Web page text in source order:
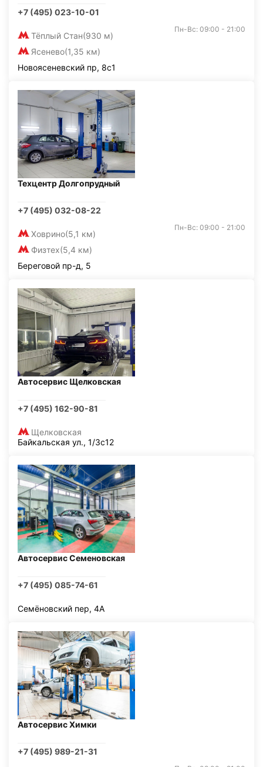
+7 (495) 023-10-01
Тёплый Стан(930 м)
Ясенево(1,35 км)
Пн-Вс: 09:00 - 21:00
Новоясеневский пр, 8с1
Техцентр Долгопрудный
+7 (495) 032-08-22
Ховрино(5,1 км)
Физтех(5,4 км)
Пн-Вс: 09:00 - 21:00
Береговой пр-д, 5
Автосервис Щелковская
+7 (495) 162-90-81
Щелковская
Байкальская ул., 1/3с12
Автосервис Семеновская
+7 (495) 085-74-61
Семёновский пер, 4А
Автосервис Химки
+7 (495) 989-21-31